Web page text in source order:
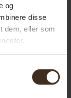
og
disse
dem, eller som